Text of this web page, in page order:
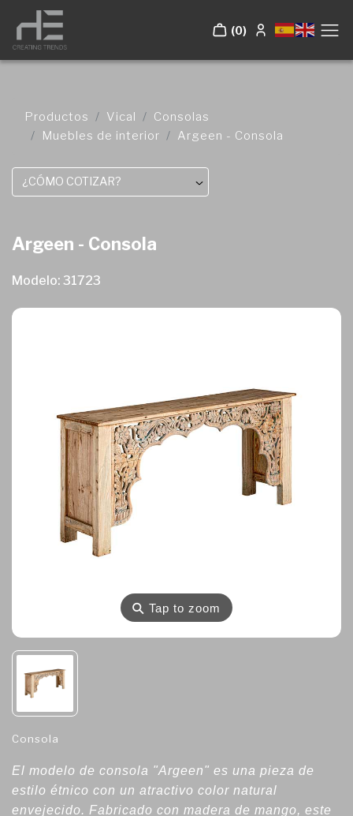
(0)
Productos Vical
Consolas
Muebles de interior
Argeen - Consola
¿CÓMO COTIZAR?
Argeen - Consola
Modelo: 31723
⚲Tap to zoom
Consola
El modelo de consola "Argeen" es una pieza de
estilo étnico con un atractivo color natural
envejecido. Fabricado con madera de mango, este